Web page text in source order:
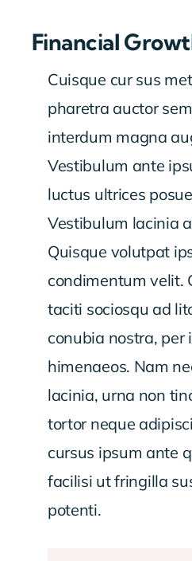
Financial
Cuisque cur sus
pharetra auctor
interdum magna
Vestibulum ante
luctus ultrices
Vestibulum lacinia
Quisque volutpat
condimentum velit.
taciti sociosqu ad
conubia nostra, per
himenaeos. Nam
lacinia, urna non
tortor neque
cursus ipsum ante
facilisi ut fringilla
potenti.